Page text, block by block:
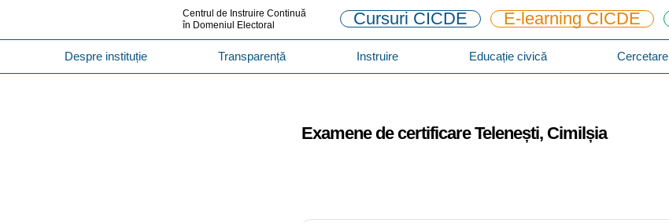
Centrul de Instruire Continuă
în Domeniul Electoral
Cursuri CICDE E-learning CICDE
Despre instituție Transparență Instruire Educație civică Cercetare
Examene de certificare Telenești, Cimilșia